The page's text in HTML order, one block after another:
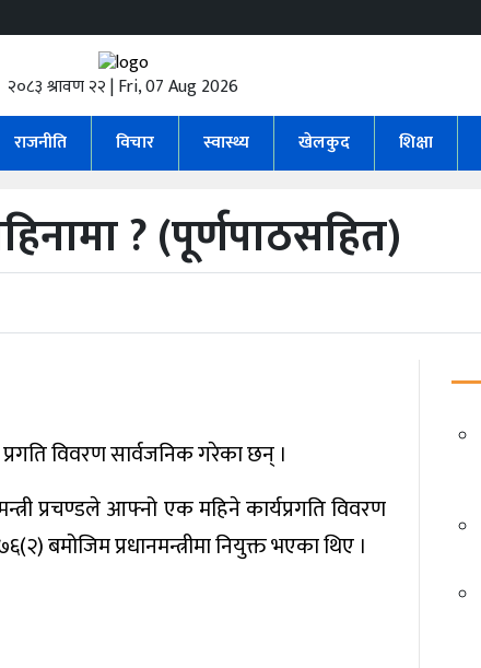
२०८३ श्रावण २२ | Fri, 07 Aug 2026
राजनीति विचार स्वास्थ्य खेलकुद शिक्षा
? (पूर्णपाठसहित)
विवरण सार्वजनिक गरेका छन् ।
प्रचण्डले आफ्नो एक महिने कार्यप्रगति विवरण
बमोजिम प्रधानमन्त्रीमा नियुक्त भएका थिए ।